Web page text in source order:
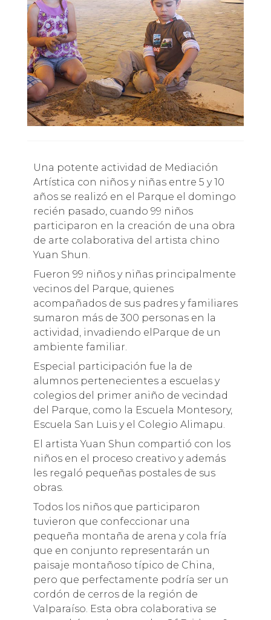
Una potente actividad de Mediación
Artística con niños y niñas entre 5 y 10
años se realizó en el Parque el domingo
recién pasado, cuando 99 niños
participaron en la creación de una obra
de arte colaborativa del artista chino
Yuan Shun.
Fueron 99 niños y niñas principalmente
vecinos del Parque, quienes
acompañados de sus padres y familiares
sumaron más de 300 personas en la
actividad, invadiendo elParque de un
ambiente familiar.
Especial participación fue la de
alumnos pertenecientes a escuelas y
colegios del primer aniño de vecindad
del Parque, como la Escuela Montesory,
Escuela San Luis y el Colegio Alimapu.
El artista Yuan Shun compartió con los
niños en el proceso creativo y además
les regaló pequeñas postales de sus
obras.
Todos los niños que participaron
tuvieron que confeccionar una
pequeña montaña de arena y cola fría
que en conjunto representarán un
paisaje montañoso típico de China,
pero que perfectamente podría ser un
cordón de cerros de la región de
Valparaíso. Esta obra colaborativa se